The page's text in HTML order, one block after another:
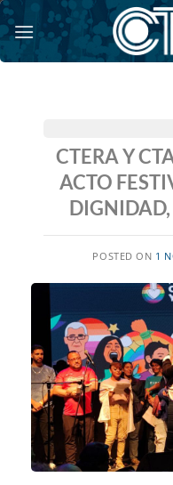
Saltar
al
contenido
CTERA Y
ACTO
POSTED ON 1